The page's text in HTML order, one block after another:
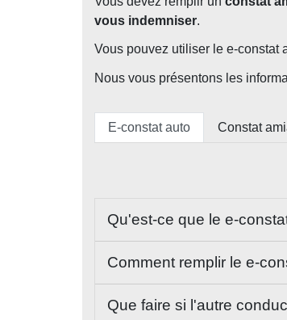
vous indemniser.
Vous pouvez utiliser le e-constat
Nous vous présentons les
E-constat auto Constat
Qu'est-ce que le e-
Comment remplir le e-
Que faire si l'autre